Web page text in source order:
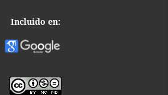
Incluido en: